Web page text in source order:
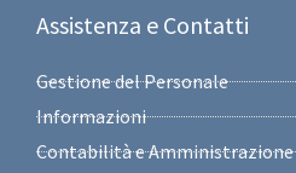
Assistenza e Contatti
Gestione del Personale
Informazioni
Contabilità e Amministrazione